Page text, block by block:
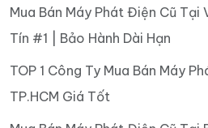
Mua Bán Máy Phát Điện Cũ Tại
Tín #1 | Bảo Hành Dài Hạn
TOP 1 Công Ty Mua Bán Máy
TP.HCM Giá Tốt